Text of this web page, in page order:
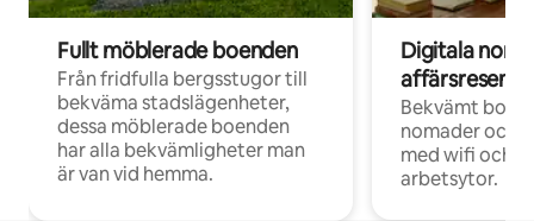
Fullt möblerade boenden
Från fridfulla bergsstugor till
bekväma stadslägenheter,
dessa möblerade boenden
har alla bekvämligheter man
är van vid hemma.
Digitala
Bekvämt
nomader och
med wifi och
arbetsytor.